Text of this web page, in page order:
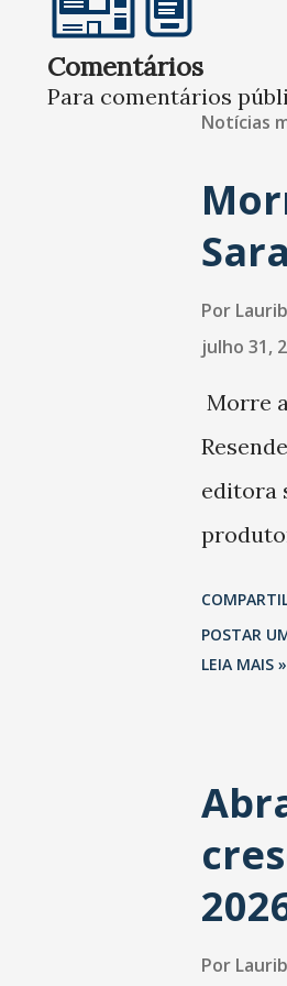
Comentários
Para comentários
Notícias
Por
julho 31,
Morre
editora
São
POSTAR
LEIA MAIS »
Por